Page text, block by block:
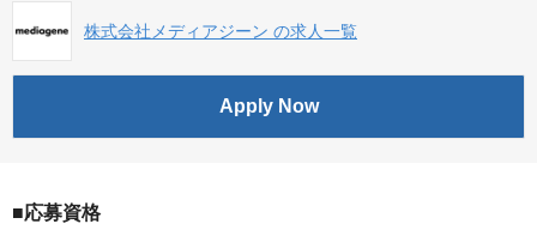
株式会社メディアジーン の求人一覧
Apply Now
■応募資格